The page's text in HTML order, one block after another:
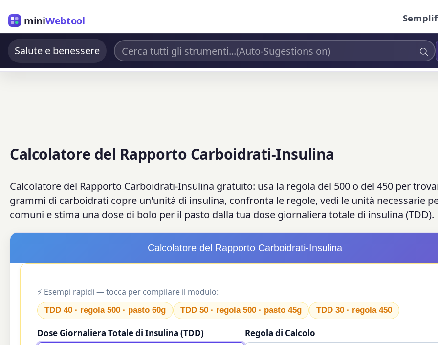
miniWebtool
Salute e benessere
Calcolatore del Rapporto Carboidrati-Insulina
Calcolatore del Rapporto Carboidrati-Insulina gratuito: usa la regola del 500 o del 450 per
grammi di carboidrati copre un'unità di insulina, confronta le regole, vedi le unità necessarie
comuni e stima una dose di bolo per il pasto dalla tua dose giornaliera totale di insulina (TDD).
Calcolatore del Rapporto Carboidrati-Insulina
⚡ Esempi rapidi — tocca per compilare il modulo:
TDD 40 · regola 500 · pasto 60g TDD 50 · regola 500 · pasto 45g TDD 30 · regola 450
Dose Giornaliera Totale di Insulina (TDD) Regola di Calcolo